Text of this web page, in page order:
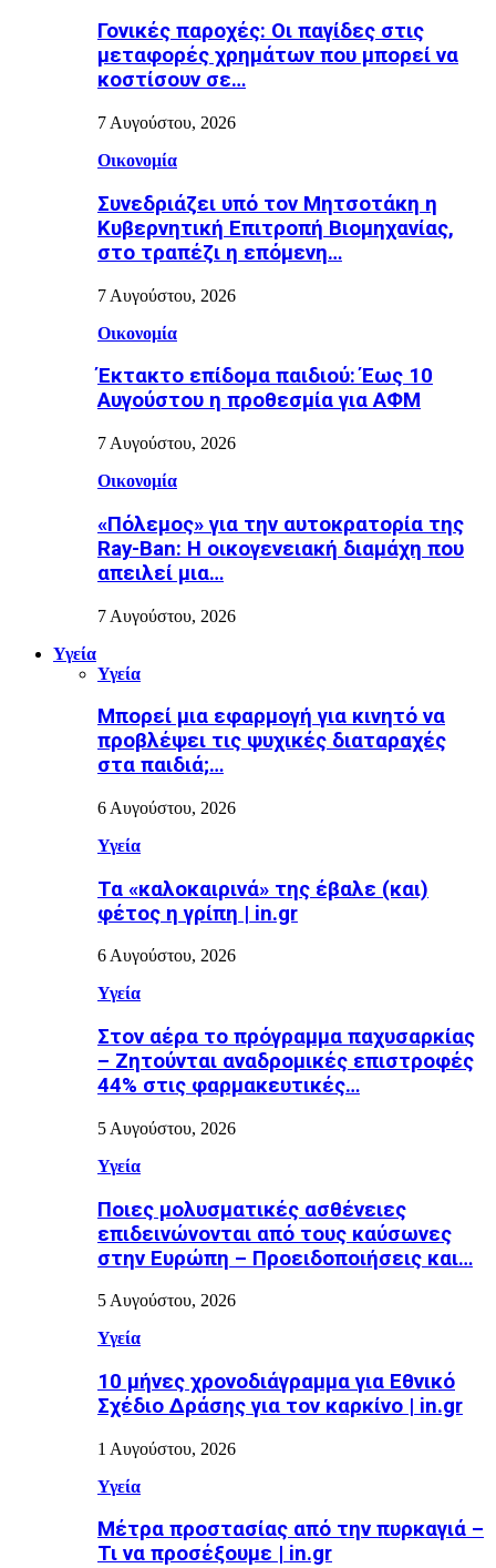
Γονικές παροχές: Οι παγίδες στις
μεταφορές χρημάτων που μπορεί να
κοστίσουν σε…
7 Αυγούστου, 2026
Οικονομία
Συνεδριάζει υπό τον Μητσοτάκη η
Κυβερνητική Επιτροπή Βιομηχανίας,
στο τραπέζι η επόμενη…
7 Αυγούστου, 2026
Οικονομία
Έκτακτο επίδομα παιδιού: Έως 10
Αυγούστου η προθεσμία για ΑΦΜ
7 Αυγούστου, 2026
Οικονομία
«Πόλεμος» για την αυτοκρατορία της
Ray-Ban: Η οικογενειακή διαμάχη που
απειλεί μια…
7 Αυγούστου, 2026
Υγεία
Υγεία
Μπορεί μια εφαρμογή για κινητό να
προβλέψει τις ψυχικές διαταραχές
στα παιδιά;…
6 Αυγούστου, 2026
Υγεία
Τα «καλοκαιρινά» της έβαλε (και)
φέτος η γρίπη | in.gr
6 Αυγούστου, 2026
Υγεία
Στον αέρα το πρόγραμμα παχυσαρκίας
– Ζητούνται αναδρομικές επιστροφές
44% στις φαρμακευτικές…
5 Αυγούστου, 2026
Υγεία
Ποιες μολυσματικές ασθένειες
επιδεινώνονται από τους καύσωνες
στην Ευρώπη – Προειδοποιήσεις και…
5 Αυγούστου, 2026
Υγεία
10 μήνες χρονοδιάγραμμα για Εθνικό
Σχέδιο Δράσης για τον καρκίνο | in.gr
1 Αυγούστου, 2026
Υγεία
Μέτρα προστασίας από την πυρκαγιά –
Τι να προσέξουμε | in.gr